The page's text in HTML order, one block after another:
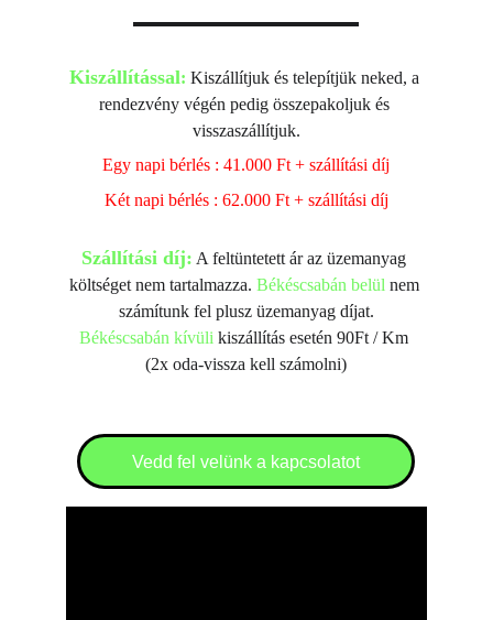
Kiszállítással: Kiszállítjuk és telepítjük neked, a
rendezvény végén pedig összepakoljuk és
visszaszállítjuk.
Egy napi bérlés : 41.000 Ft + szállítási díj
Két napi bérlés : 62.000 Ft + szállítási díj
Szállítási díj: A feltüntetett ár az üzemanyag
költséget nem tartalmazza. Békéscsabán belül nem
számítunk fel plusz üzemanyag díjat.
Békéscsabán kívüli kiszállítás esetén 90Ft / Km
(2x oda-vissza kell számolni)
Vedd fel velünk a kapcsolatot